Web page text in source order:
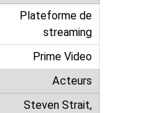
Plateforme de
streaming
Prime Video
Acteurs
Steven Strait,